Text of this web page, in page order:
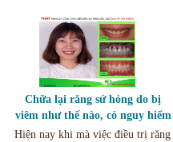
Chữa lại răng sứ hỏng do bị
viêm như thế nào, có nguy hiểm
không?
Hiện nay khi mà việc điều trị răng